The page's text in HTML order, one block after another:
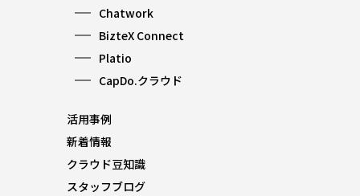
Chatwork
BizteX Connect
Platio
CapDo.クラウド
活用事例
新着情報
クラウド豆知識
スタッフブログ